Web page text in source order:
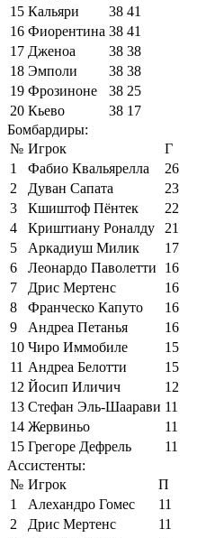
15 Кальяри 38 41
16 Фиорентина 38 41
17 Дженоа 38 38
18 Эмполи 38 38
19 Фрозиноне 38 25
20 Кьево 38 17
Бомбардиры:
№ Игрок
Г
1
Фабио Квальярелла
26
2
Дуван Сапата
23
3
Кшиштоф Пёнтек
22
4
Криштиану Роналду
21
5
Аркадиуш Милик
17
6
Леонардо Паволетти
16
7
Дрис Мертенс
16
8
Франческо Капуто
16
9
Андреа Петанья
16
10 Чиро Иммобиле
15
11 Андреа Белотти
15
12 Йосип Иличич
12
13 Стефан Эль-Шаарави 11
14 Жервиньо
11
15 Грегоре Дефрель
11
Ассистенты:
№ Игрок
П
1
Алехандро Гомес
11
2
Дрис Мертенс
11